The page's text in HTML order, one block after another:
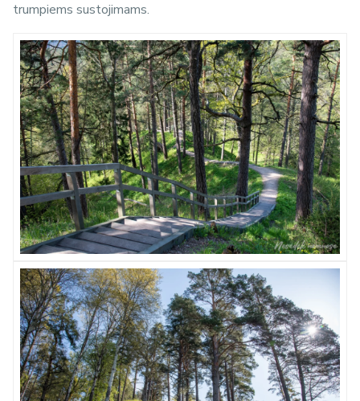
trumpiems sustojimams.